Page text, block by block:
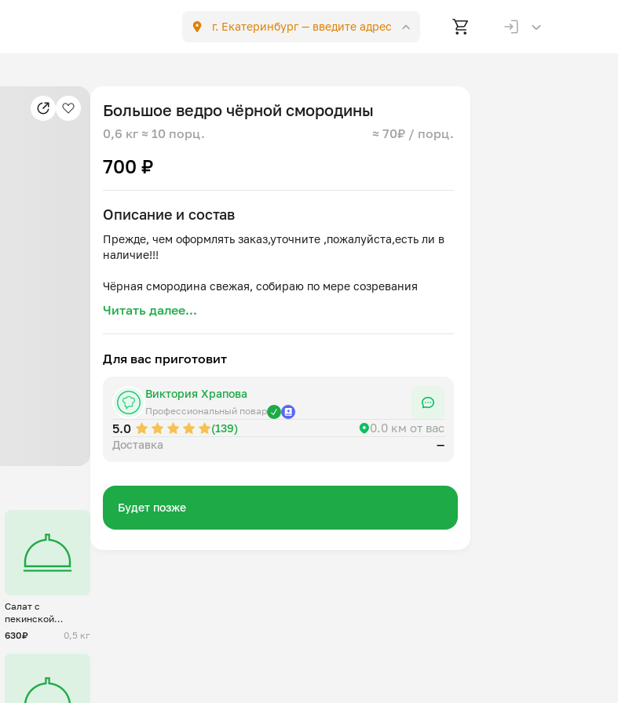
г. Екатеринбург — введите адрес
Салат с
пекинской
капустой и
630₽ 0,5 кг
Большое ведро чёрной смородины
0,6 кг ≈ 10 порц. ≈ 70₽ / порц.
700 ₽
Описание и состав
Прежде, чем оформлять заказ,уточните ,пожалуйста,есть ли в
наличие!!!
Читать далее...
Для вас приготовит
Виктория Храпова
Профессиональный повар
5.0 (139) 0.0 км от вас
Доставка —
Будет позже